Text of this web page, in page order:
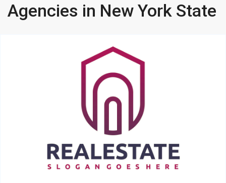
Agencies in New York State